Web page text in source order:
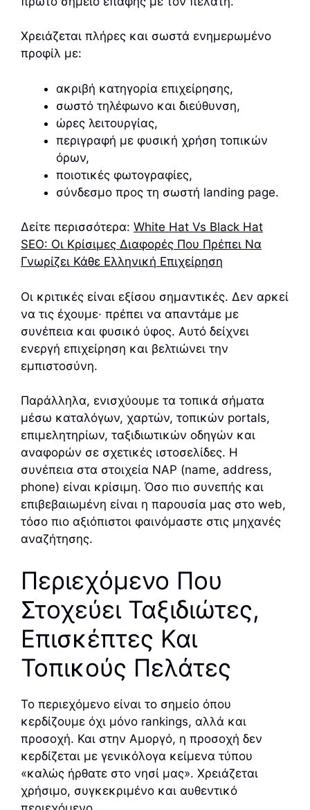
Χρειάζεται πλήρες και σωστά ενημερωμένο
προφίλ με:
ακριβή κατηγορία επιχείρησης,
σωστό τηλέφωνο και διεύθυνση,
ώρες λειτουργίας,
περιγραφή με φυσική χρήση τοπικών
όρων,
ποιοτικές φωτογραφίες,
σύνδεσμο προς τη σωστή landing page.
Δείτε περισσότερα: White Hat Vs Black Hat
SEO: Οι Κρίσιμες Διαφορές Που Πρέπει Να
Γνωρίζει Κάθε Ελληνική Επιχείρηση
Οι κριτικές είναι εξίσου σημαντικές. Δεν αρκεί
να τις έχουμε· πρέπει να απαντάμε με
συνέπεια και φυσικό ύφος. Αυτό δείχνει
ενεργή επιχείρηση και βελτιώνει την
εμπιστοσύνη.
Παράλληλα, ενισχύουμε τα τοπικά σήματα
μέσω καταλόγων, χαρτών, τοπικών portals,
επιμελητηρίων, ταξιδιωτικών οδηγών και
αναφορών σε σχετικές ιστοσελίδες. Η
συνέπεια στα στοιχεία NAP (name, address,
phone) είναι κρίσιμη. Όσο πιο συνεπής και
επιβεβαιωμένη είναι η παρουσία μας στο web,
τόσο πιο αξιόπιστοι φαινόμαστε στις μηχανές
αναζήτησης.
Περιεχόμενο Που
Στοχεύει Ταξιδιώτες,
Επισκέπτες Και
Τοπικούς Πελάτες
Το περιεχόμενο είναι το σημείο όπου
κερδίζουμε όχι μόνο rankings, αλλά και
προσοχή. Και στην Αμοργό, η προσοχή δεν
κερδίζεται με γενικόλογα κείμενα τύπου
«καλώς ήρθατε στο νησί μας». Χρειάζεται
χρήσιμο, συγκεκριμένο και αυθεντικό